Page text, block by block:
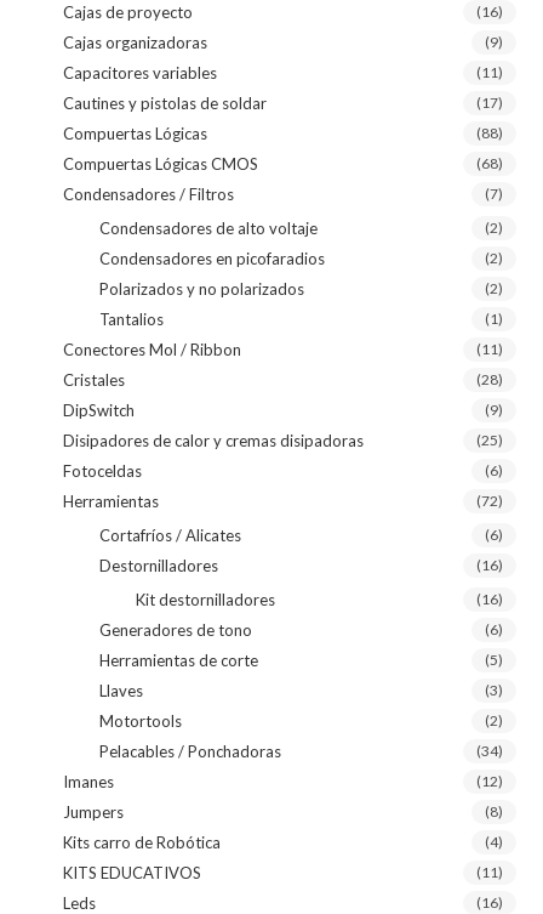
Cajas de proyecto (16)
Cajas organizadoras (9)
Capacitores variables (11)
Cautines y pistolas de soldar (17)
Compuertas Lógicas (88)
Compuertas Lógicas CMOS (68)
Condensadores / Filtros (7)
Condensadores de alto voltaje (2)
Condensadores en picofaradios (2)
Polarizados y no polarizados (2)
Tantalios (1)
Conectores Mol / Ribbon (11)
Cristales (28)
DipSwitch (9)
Disipadores de calor y cremas disipadoras (25)
Fotoceldas (6)
Herramientas (72)
Cortafríos / Alicates (6)
Destornilladores (16)
Kit destornilladores (16)
Generadores de tono (6)
Herramientas de corte (5)
Llaves (3)
Motortools (2)
Pelacables / Ponchadoras (34)
Imanes (12)
Jumpers (8)
Kits carro de Robótica (4)
KITS EDUCATIVOS (11)
Leds (16)